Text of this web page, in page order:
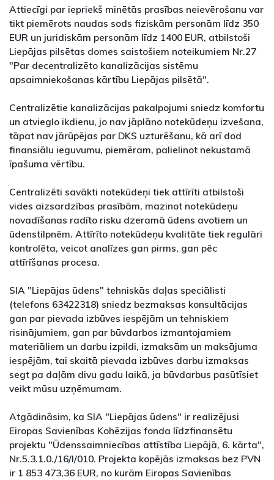
Attiecīgi par iepriekš minētās prasības neievērošanu var
tikt piemērots naudas sods fiziskām personām līdz 350
EUR un juridiskām personām līdz 1400 EUR, atbilstoši
Liepājas pilsētas domes saistošiem noteikumiem Nr.27
"Par decentralizēto kanalizācijas sistēmu
apsaimniekošanas kārtību Liepājas pilsētā".
Centralizētie kanalizācijas pakalpojumi sniedz komfortu
un atvieglo ikdienu, jo nav jāplāno notekūdeņu izvešana,
tāpat nav jārūpējas par DKS uzturēšanu, kā arī dod
finansiālu ieguvumu, piemēram, palielinot nekustamā
īpašuma vērtību.
Centralizēti savākti notekūdeņi tiek attīrīti atbilstoši
vides aizsardzības prasībām, mazinot notekūdeņu
novadīšanas radīto risku dzeramā ūdens avotiem un
ūdenstilpnēm. Attīrīto notekūdeņu kvalitāte tiek regulāri
kontrolēta, veicot analīzes gan pirms, gan pēc
attīrīšanas procesa.
SIA "Liepājas ūdens" tehniskās daļas speciālisti
(telefons 63422318) sniedz bezmaksas konsultācijas
gan par pievada izbūves iespējām un tehniskiem
risinājumiem, gan par būvdarbos izmantojamiem
materiāliem un darbu izpildi, izmaksām un maksājuma
iespējām, tai skaitā pievada izbūves darbu izmaksas
segt pa daļām divu gadu laikā, ja būvdarbus pasūtīsiet
veikt mūsu uzņēmumam.
Atgādināsim, ka SIA "Liepājas ūdens" ir realizējusi
Eiropas Savienības Kohēzijas fonda līdzfinansētu
projektu "Ūdenssaimniecības attīstība Liepājā, 6. kārta",
Nr.5.3.1.0./16/I/010. Projekta kopējās izmaksas bez PVN
ir 1 853 473,36 EUR, no kurām Eiropas Savienības